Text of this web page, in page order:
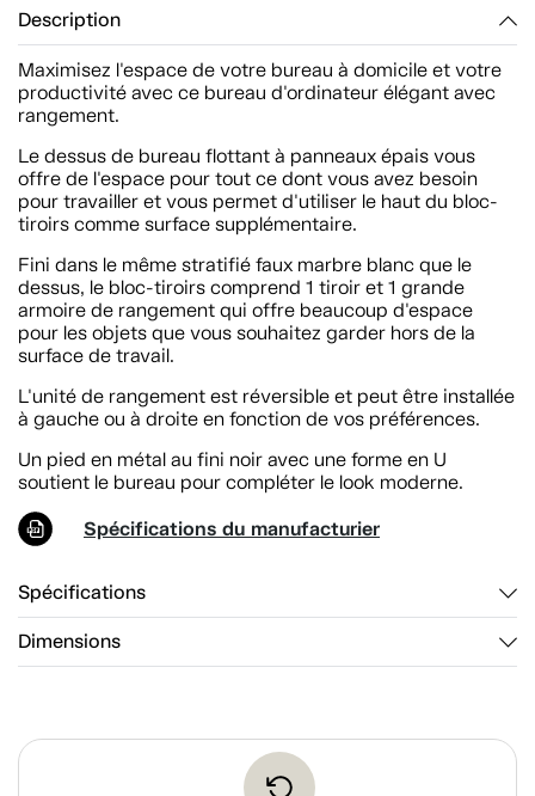
Description
Maximisez l'espace de votre bureau à domicile et votre
productivité avec ce bureau d'ordinateur élégant avec
rangement.
Le dessus de bureau flottant à panneaux épais vous
offre de l'espace pour tout ce dont vous avez besoin
pour travailler et vous permet d'utiliser le haut du bloc-
tiroirs comme surface supplémentaire.
Fini dans le même stratifié faux marbre blanc que le
dessus, le bloc-tiroirs comprend 1 tiroir et 1 grande
armoire de rangement qui offre beaucoup d'espace
pour les objets que vous souhaitez garder hors de la
surface de travail.
L'unité de rangement est réversible et peut être installée
à gauche ou à droite en fonction de vos préférences.
Un pied en métal au fini noir avec une forme en U
soutient le bureau pour compléter le look moderne.
Spécifications du manufacturier
Spécifications
Dimensions